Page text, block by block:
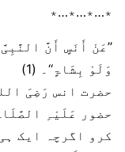
٭…٭…٭…٭
’’عَنْ أَنَسٍ أَنَّ
وَلَوْ بِشَاۃٍ‘‘۔ (1)
حضرت انس رَضِیَ
حضور عَلَیْہِ
کرو اگرچہ ایک